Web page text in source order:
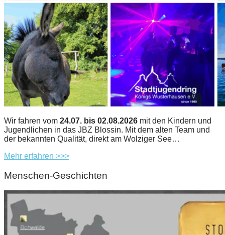
Wir fahren vom 24.07. bis 02.08.2026 mit den Kindern und
Jugendlichen in das JBZ Blossin. Mit dem alten Team und
der bekannten Qualität, direkt am Wolziger See…
Mehr erfahren >>>
Menschen-Geschichten